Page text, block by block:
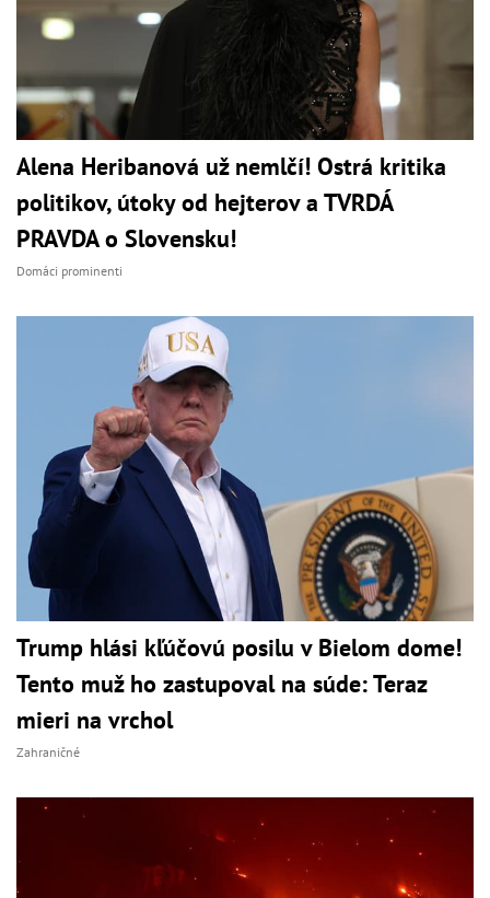
Alena Heribanová už nemlčí! Ostrá kritika
politikov, útoky od hejterov a TVRDÁ
PRAVDA o Slovensku!
Domáci prominenti
Trump hlási kľúčovú posilu v Bielom dome!
Tento muž ho zastupoval na súde: Teraz
mieri na vrchol
Zahraničné